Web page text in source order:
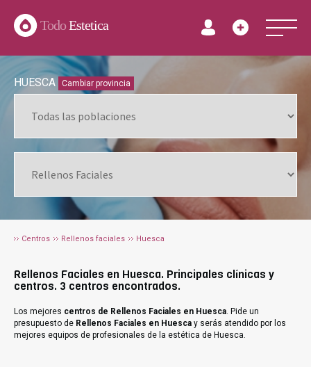
TodoEstetica
HUESCA Cambiar provincia
Centros Rellenos faciales Huesca
Rellenos Faciales en Huesca. Principales clínicas y
centros. 3 centros encontrados.
Los mejores centros de Rellenos Faciales en Huesca. Pide un
presupuesto de Rellenos Faciales en Huesca y serás atendido por los
mejores equipos de profesionales de la estética de Huesca.